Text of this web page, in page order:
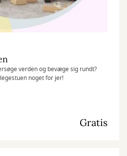
verden og bevæge sig rundt?
noget for jer!
Gratis